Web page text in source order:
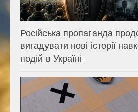
Російська пропаганда
вигадувати нові історії
подій в Україні